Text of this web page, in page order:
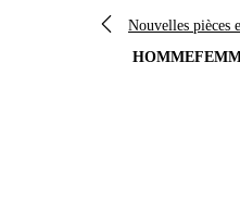
Nouvelles pièces
HOMME